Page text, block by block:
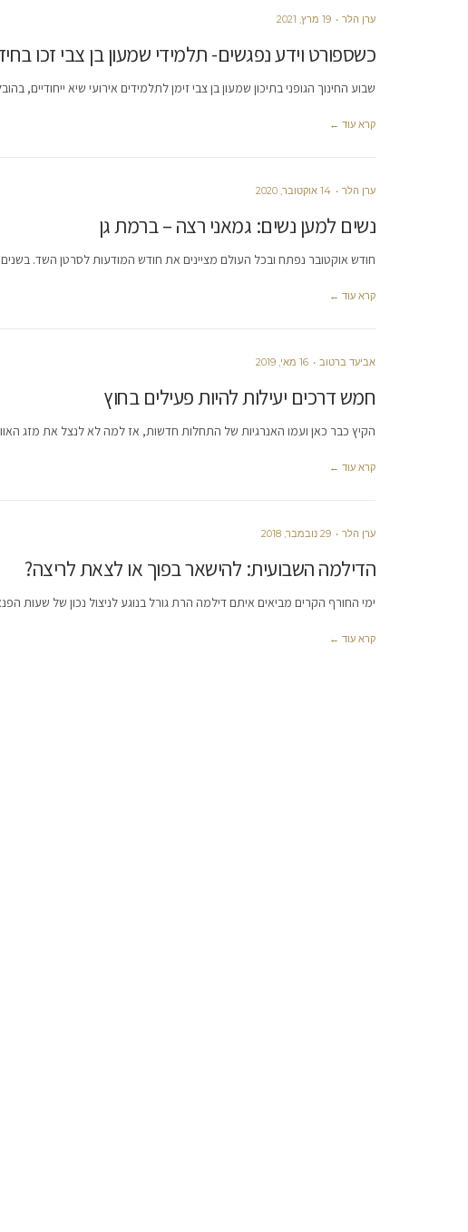
ערן הלר 19 מרץ, 2021
כשספורט וידע נפגשים- תלמידי שמעון בן צבי זכו
שבוע החינוך הגופני בתיכון שמעון בן צבי זימן לתלמידים אירועי שיא
קרא עוד ←
ערן הלר 14 אוקטובר, 2020
נשים למען נשים: גמאני רצה – ברמת גן
חודש אוקטובר נפתח ובכל העולם מציינים את חודש המודעות לסרטן השד. בשנים
קרא עוד ←
אביעד ברטוב 16 מאי, 2019
חמש דרכים יעילות להיות פעילים בחוץ
הקיץ כבר כאן ועמו האנרגיות של התחלות חדשות, אז למה לא לנצל את מזג
קרא עוד ←
ערן הלר 29 נובמבר, 2018
הדילמה השבועית: להישאר בפוך או לצאת לריצה?
ימי החורף הקרים מביאים איתם דילמה הרת גורל בנוגע לניצול נכון של שעות
קרא עוד ←